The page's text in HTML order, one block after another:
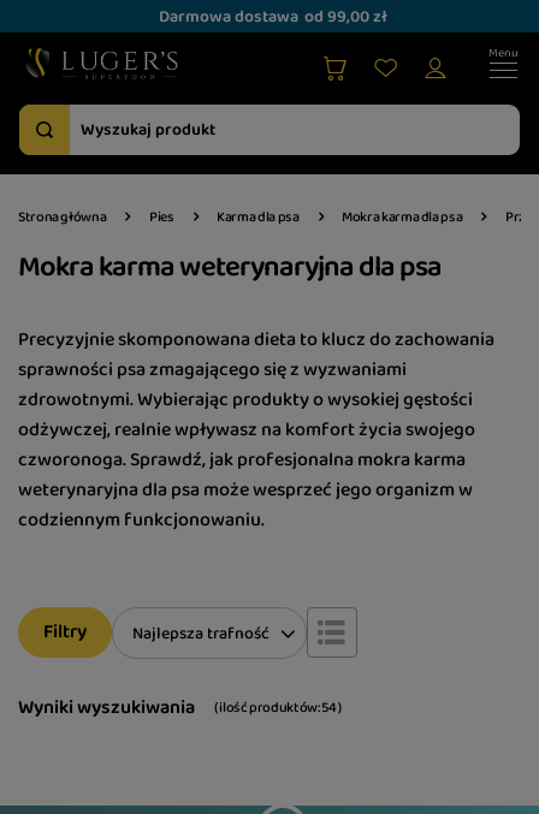
Darmowa dostawa od 99,00 zł
Strona główna Pies Karma dla psa Mokra karma dla psa
Mokra karma weterynaryjna dla psa
Precyzyjnie skomponowana dieta to klucz do zachowania
sprawności psa zmagającego się z wyzwaniami
zdrowotnymi. Wybierając produkty o wysokiej gęstości
odżywczej, realnie wpływasz na komfort życia swojego
czworonoga. Sprawdź, jak profesjonalna mokra karma
weterynaryjna dla psa może wesprzeć jego organizm w
codziennym funkcjonowaniu.
Wyniki wyszukiwania ( ilość produktów:54)
Zmień sortowanie
Najlepsza trafność
Filtry